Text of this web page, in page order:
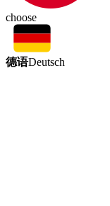
choose
德语Deutsch